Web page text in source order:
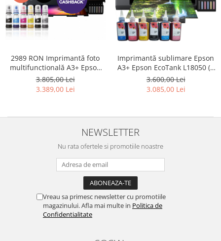
2989 RON Imprimantă foto
multifunctională A3+ Epson
L8180 cu 6 culori și WiFi
3.805,00 Lei
3.389,00 Lei
Imprimantă sublimare Epson
A3+ Epson EcoTank L18050 (6
culori)
3.600,00 Lei
3.085,00 Lei
NEWSLETTER
Nu rata ofertele si promotiile noastre
Vreau sa primesc newsletter cu promotiile
magazinului. Afla mai multe in Politica de
Confidentialitate